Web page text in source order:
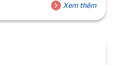
Xem thêm